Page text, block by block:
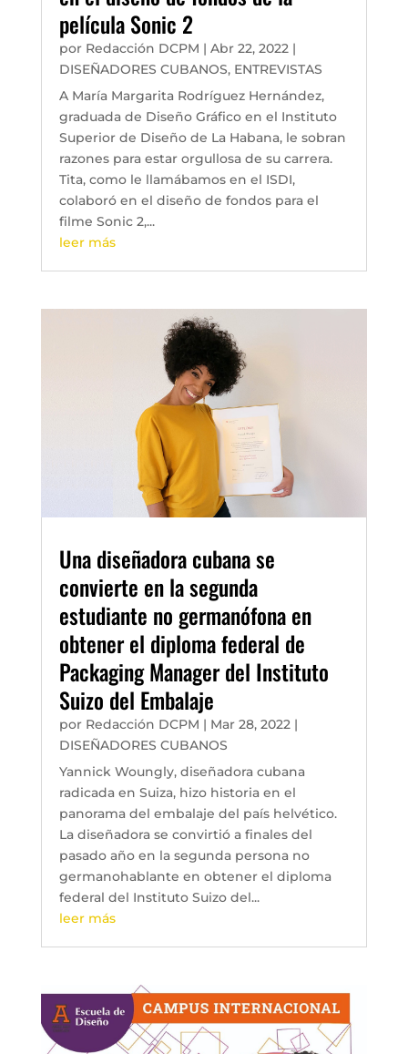
película Sonic 2
por Redacción DCPM | Abr 22, 2022|
DISEÑADORES CUBANOS, ENTREVISTAS
A María Margarita Rodríguez Hernández,
graduada de Diseño Gráfico en el Instituto
Superior de Diseño de La Habana, le sobran
razones para estar orgullosa de su carrera.
Tita, como le llamábamos en el ISDI,
colaboró en el diseño de fondos para el
filme Sonic 2,...
leer más
Una diseñadora cubana se
convierte en la segunda
estudiante no germanófona en
obtener el diploma federal de
Packaging Manager del Instituto
Suizo del Embalaje
por Redacción DCPM | Mar 28, 2022|
DISEÑADORES CUBANOS
Yannick Woungly, diseñadora cubana
radicada en Suiza, hizo historia en el
panorama del embalaje del país helvético.
La diseñadora se convirtió a finales del
pasado año en la segunda persona no
germanohablante en obtener el diploma
federal del Instituto Suizo del...
leer más